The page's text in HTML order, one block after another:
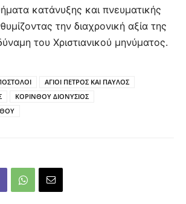
κατάνυξης και πνευματικής
την διαχρονική αξία της
του Χριστιανικού μηνύματος.
ΑΓΙΟΙ ΠΕΤΡΟΣ ΚΑΙ ΠΑΥΛΟΣ
ΚΟΡΙΝΘΟΥ ΔΙΟΝΥΣΙΟΣ